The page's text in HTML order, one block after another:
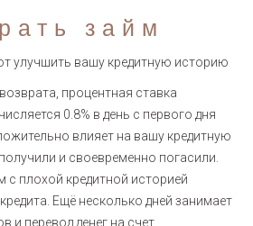
займ
процентная ставка
0.8% в день с первого дня
влияет на вашу кредитную
и своевременно погасили.
с плохой кредитной историей
Ещё несколько дней занимает
и перевод денег на счет.